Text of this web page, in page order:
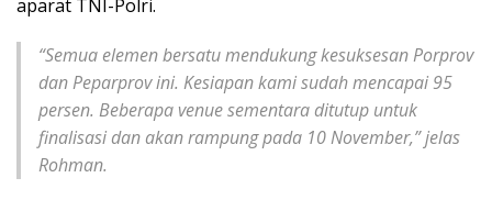
aparat TNI-Polri.
“Semua elemen bersatu mendukung kesuksesan Porprov
dan Peparprov ini. Kesiapan kami sudah mencapai 95
persen. Beberapa venue sementara ditutup untuk
finalisasi dan akan rampung pada 10 November,” jelas
Rohman.